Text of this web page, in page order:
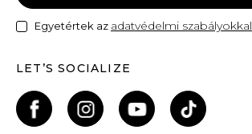
Egyetértek az adatvédelmi szabályokkal
LET’S SOCIALIZE